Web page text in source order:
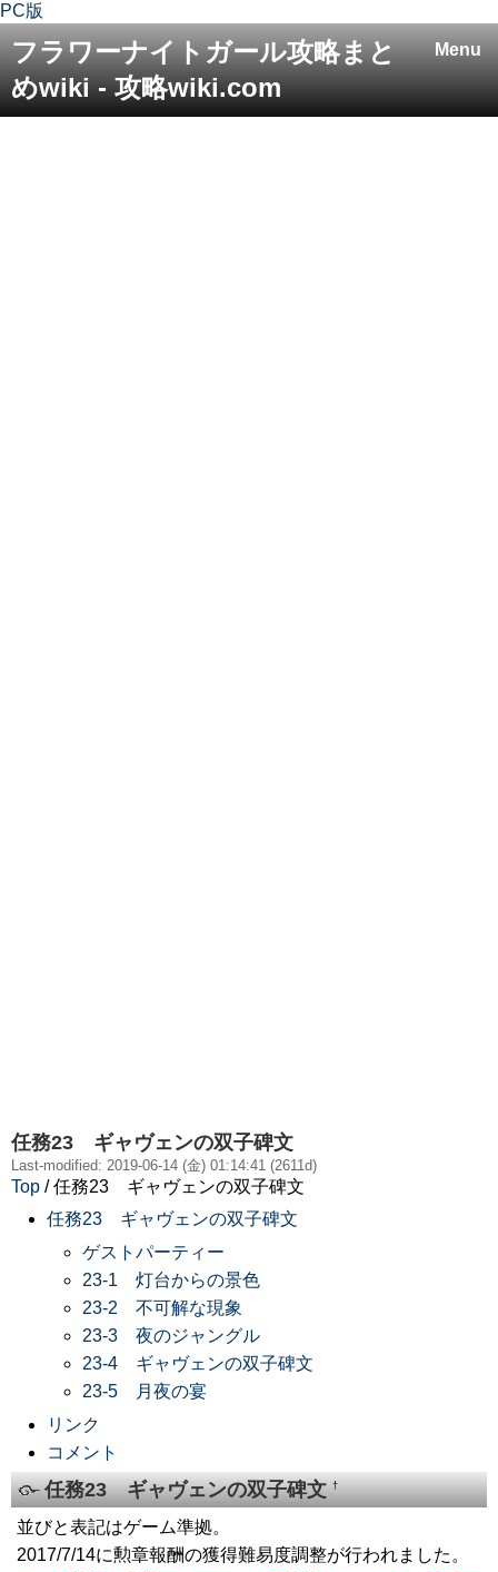
PC版
Menu
フラワーナイトガール攻略まと
めwiki - 攻略wiki.com
任務23 ギャヴェンの双子碑文
Last-modified: 2019-06-14 (金) 01:14:41 (2611d)
Top / 任務23 ギャヴェンの双子碑文
任務23 ギャヴェンの双子碑文
ゲストパーティー
23-1 灯台からの景色
23-2 不可解な現象
23-3 夜のジャングル
23-4 ギャヴェンの双子碑文
23-5 月夜の宴
リンク
コメント
任務23 ギャヴェンの双子碑文†
並びと表記はゲーム準拠。
2017/7/14に勲章報酬の獲得難易度調整が行われました。